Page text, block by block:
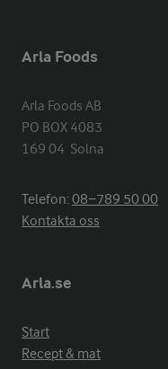
Arla Foods
Arla Foods AB
PO BOX 4083
169 04  Solna
Telefon:08−789 50 00
Kontakta oss
Arla.se
Start
Recept & mat